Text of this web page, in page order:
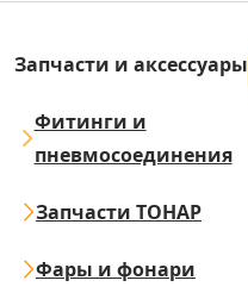
Запчасти и аксессуары
Фитинги и
пневмосоединения
Запчасти ТОНАР
Фары и фонари